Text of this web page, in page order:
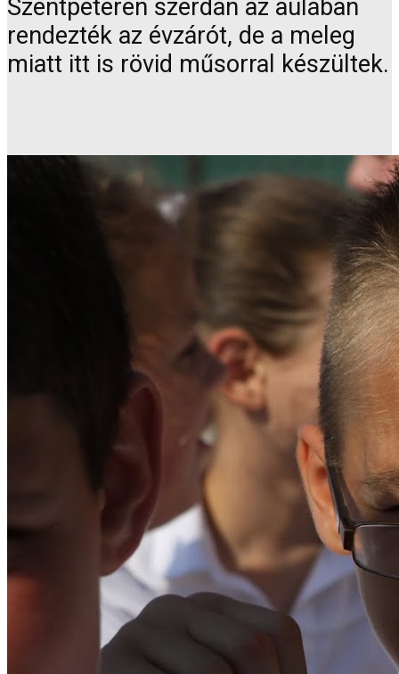
Szentpéteren szerdán az aulában
rendezték az évzárót, de a meleg
miatt itt is rövid műsorral készültek.